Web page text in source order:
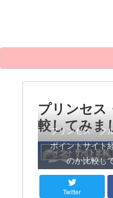
プリンセス
較してみま
ポイントサイト比較
プリンセス・ク
ポイントサイト
のか比較し
Twitter